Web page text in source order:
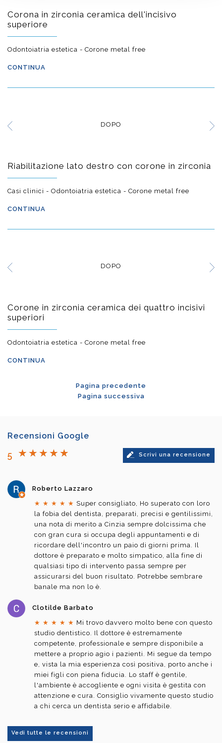
Corona in zirconia ceramica dell'incisivo
superiore
Odontoiatria estetica - Corone metal free
CONTINUA
DOPO
Riabilitazione lato destro con corone in zirconia
Casi clinici - Odontoiatria estetica - Corone metal free
CONTINUA
DOPO
Corone in zirconia ceramica dei quattro incisivi
superiori
Odontoiatria estetica - Corone metal free
CONTINUA
Pagina precedente
Pagina successiva
Recensioni Google
5 Scrivi una recensione
Roberto Lazzaro
★ ★ ★ ★ ★ Super consigliato, Ho superato con loro
la fobia del dentista, preparati, precisi e gentilissimi,
una nota di merito a Cinzia sempre dolcissima che
con gran cura si occupa degli appuntamenti e di
ricordare dell'incontro un paio di giorni prima. Il
dottore è preparato e molto simpatico, alla fine di
qualsiasi tipo di intervento passa sempre per
assicurarsi del buon risultato. Potrebbe sembrare
banale ma non lo è.
Clotilde Barbato
★ ★ ★ ★ ★ Mi trovo davvero molto bene con questo
studio dentistico. Il dottore è estremamente
competente, professionale e sempre disponibile a
mettere a proprio agio i pazienti. Mi segue da tempo
e, vista la mia esperienza così positiva, porto anche i
miei figli con piena fiducia. Lo staff è gentile,
l'ambiente è accogliente e ogni visita è gestita con
attenzione e cura. Consiglio vivamente questo studio
a chi cerca un dentista serio e affidabile.
Vedi tutte le recensioni